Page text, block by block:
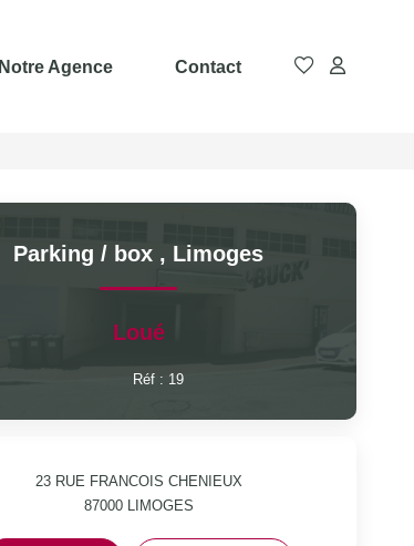
Notre Agence Contact
Parking / box , Limoges
Loué
Réf : 19
23 RUE FRANCOIS CHENIEUX
87000 LIMOGES